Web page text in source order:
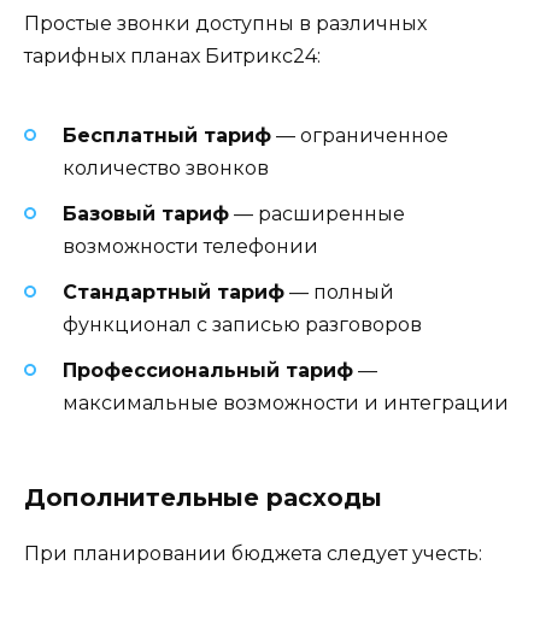
Простые звонки доступны в различных
тарифных планах Битрикс24:
Бесплатный тариф — ограниченное
количество звонков
Базовый тариф — расширенные
возможности телефонии
Стандартный тариф — полный
функционал с записью разговоров
Профессиональный тариф —
максимальные возможности и интеграции
Дополнительные расходы
При планировании бюджета следует учесть: